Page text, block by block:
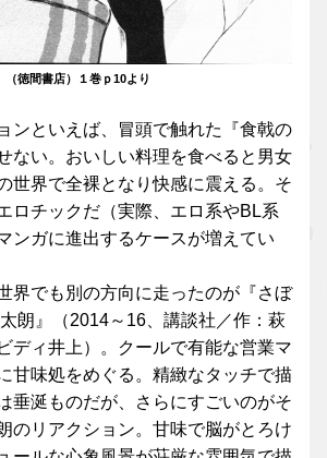
（徳間書店）１巻ｐ10より
ンといえば、冒頭で触れた『食戟の
ない。おいしい料理を食べると男女
世界で全裸となり快感に震える。そ
ロチックだ（実際、エロ系やBL系
ンガに進出するケースが増えてい
界でも別の方向に走ったのが『さぼ
朗』（2014～16、講談社／作：萩
ディ井上）。クールで有能な営業マ
甘味処をめぐる。精緻なタッチで描
垂涎ものだが、さらにすごいのがそ
のリアクション。甘味で脳がとろけ